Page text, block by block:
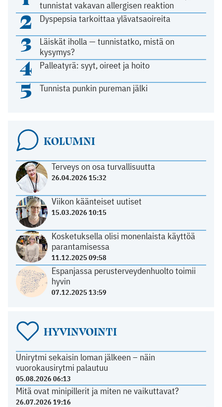
tunnistat vakavan allergisen reaktion
2 Dyspepsia tarkoittaa ylävatsaoireita
3
Läiskät iholla — tunnistatko, mistä on
kysymys?
4 Palleatyrä: syyt, oireet ja hoito
5 Tunnista punkin pureman jälki
KOLUMNI
Terveys on osa turvallisuutta
26.04.2026 15:32
Viikon käänteiset uutiset
15.03.2026 10:15
Kosketuksella olisi monenlaista käyttöä
parantamisessa
11.12.2025 09:58
Espanjassa perusterveydenhuolto toimii
hyvin
07.12.2025 13:59
HYVINVOINTI
Unirytmi sekaisin loman jälkeen – näin
vuorokausirytmi palautuu
05.08.2026 06:13
Mitä ovat minipillerit ja miten ne vaikuttavat?
26.07.2026 19:16